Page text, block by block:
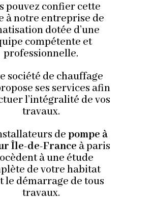
pouvez confier cette
à notre entreprise de
dotée d’une
compétente et
professionnelle.
société de chauffage
ses services afin
l’intégralité de vos
travaux.
depompe à
Île-de-France à paris
à une étude
de votre habitat
le démarrage de tous
travaux.